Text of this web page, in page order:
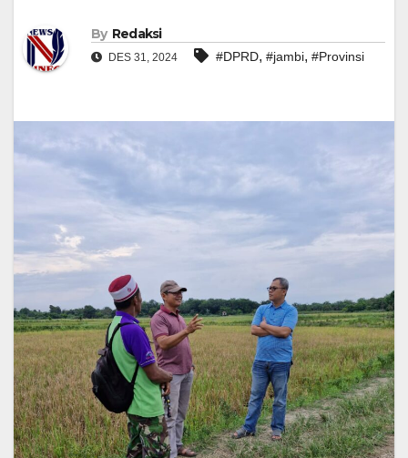
By Redaksi
DES 31, 2024 #DPRD, #jambi, #Provinsi